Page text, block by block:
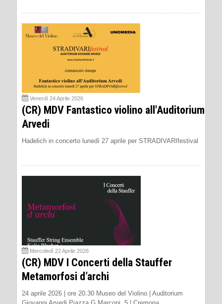
Venerdì 24 Aprile 2026
(CR) MDV Fantastico violino all'Auditorium
Arvedi
Hadelich in concerto lunedì 27 aprile per STRADIVARIfestival
Mercoledì 22 Aprile 2026
(CR) MDV I Concerti della Stauffer
Metamorfosi dʼarchi
24 aprile 2026 | ore 20.30 Museo del Violino | Auditorium